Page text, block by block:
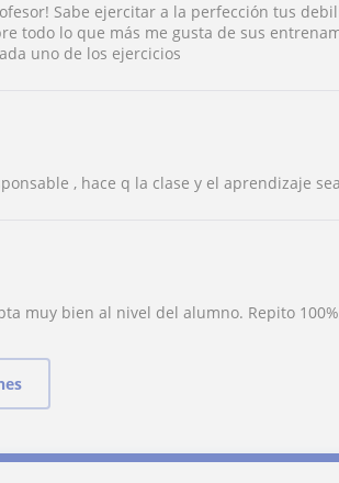
Sabe ejercitar a la perfección tus
todo lo que más me gusta de sus
uno de los ejercicios
, hace q la clase y el aprendizaje
muy bien al nivel del alumno. Repito